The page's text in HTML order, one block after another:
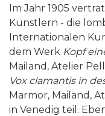
Im Jahr 1905
Künstlern - die
Internationalen
dem Werk Kopf
Mailand, Atelier
Vox clamantis in
Marmor, Mailand,
in Venedig teil.